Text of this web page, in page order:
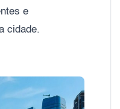
e
cidade.